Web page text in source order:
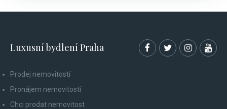
Luxusní bydlení Praha
Prodej nemovitostí
Pronájem nemovitostí
Chci prodat nemovitost